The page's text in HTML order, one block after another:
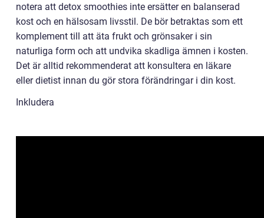
notera att detox smoothies inte ersätter en balanserad
kost och en hälsosam livsstil. De bör betraktas som ett
komplement till att äta frukt och grönsaker i sin
naturliga form och att undvika skadliga ämnen i kosten.
Det är alltid rekommenderat att konsultera en läkare
eller dietist innan du gör stora förändringar i din kost.
Inkludera